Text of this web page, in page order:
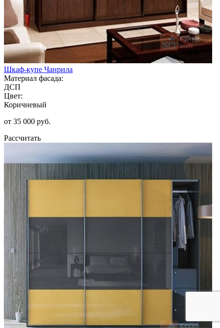
Шкаф-купе Чанрила
Материал фасада:
ДСП
Цвет:
Коричневый
от 35 000 руб.
Рассчитать